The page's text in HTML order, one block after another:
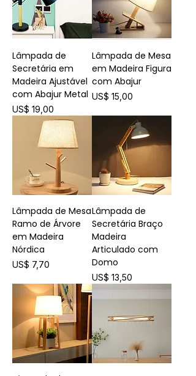
Lâmpada de
Secretária em
Madeira Ajustável
com Abajur Metal
Preço
US$ 19,00
Lâmpada de Mesa
em Madeira Figura
com Abajur
Preço
US$ 15,00
Lâmpada de Mesa
Ramo de Árvore
em Madeira
Nórdica
Preço
US$ 7,70
Lâmpada de
Secretária Braço
Madeira
Articulado com
Domo
Preço
US$ 13,50